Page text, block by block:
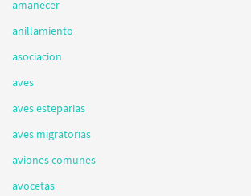
amanecer
anillamiento
asociacion
aves
aves esteparias
aves migratorias
aviones comunes
avocetas